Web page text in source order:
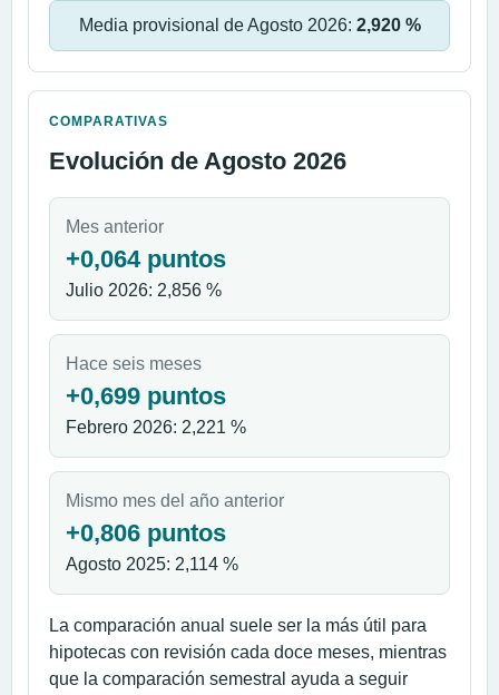
Media provisional de Agosto 2026: 2,920 %
COMPARATIVAS
Evolución de Agosto 2026
Mes anterior
+0,064 puntos
Julio 2026: 2,856 %
Hace seis meses
+0,699 puntos
Febrero 2026: 2,221 %
Mismo mes del año anterior
+0,806 puntos
Agosto 2025: 2,114 %
La comparación anual suele ser la más útil para
hipotecas con revisión cada doce meses, mientras
que la comparación semestral ayuda a seguir